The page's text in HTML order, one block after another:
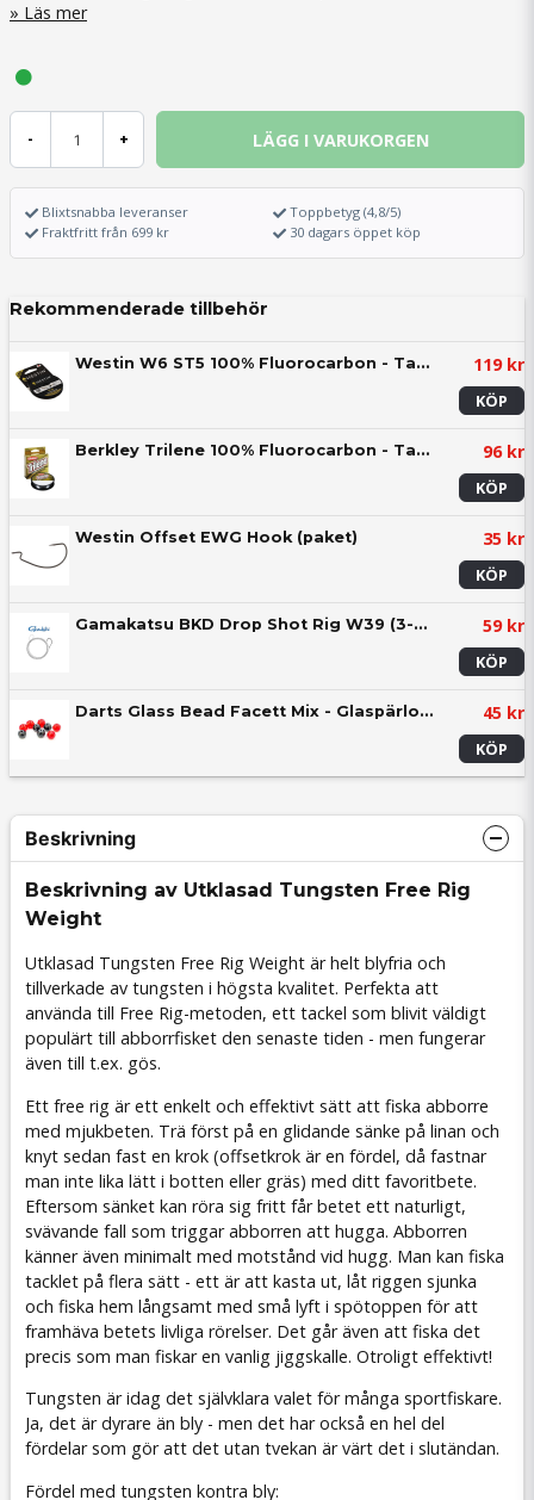
Läs mer
- + LÄGG I VARUKORGEN
Blixtsnabba leveranser
Fraktfritt från 699 kr
Toppbetyg (4,8/5)
30 dagars öppet köp
Rekommenderade tillbehör
Westin W6 ST5 100% Fluorocarbon - Tafsmaterial 119 kr
KÖP
Berkley Trilene 100% Fluorocarbon - Tafsmaterial 50m 96 kr
KÖP
Westin Offset EWG Hook (paket) 35 kr
KÖP
Gamakatsu BKD Drop Shot Rig W39 (3-pack) 59 kr
KÖP
Darts Glass Bead Facett Mix - Glaspärlor (paket) 45 kr
KÖP
Beskrivning
Beskrivning av Utklasad Tungsten Free Rig
Weight
Utklasad Tungsten Free Rig Weight är helt blyfria och
tillverkade av tungsten i högsta kvalitet. Perfekta att
använda till Free Rig-metoden, ett tackel som blivit väldigt
populärt till abborrfisket den senaste tiden - men fungerar
även till t.ex. gös.
Ett free rig är ett enkelt och effektivt sätt att fiska abborre
med mjukbeten. Trä först på en glidande sänke på linan och
knyt sedan fast en krok (offsetkrok är en fördel, då fastnar
man inte lika lätt i botten eller gräs) med ditt favoritbete.
Eftersom sänket kan röra sig fritt får betet ett naturligt,
svävande fall som triggar abborren att hugga. Abborren
känner även minimalt med motstånd vid hugg. Man kan fiska
tacklet på flera sätt - ett är att kasta ut, låt riggen sjunka
och fiska hem långsamt med små lyft i spötoppen för att
framhäva betets livliga rörelser. Det går även att fiska det
precis som man fiskar en vanlig jiggskalle. Otroligt effektivt!
Tungsten är idag det självklara valet för många sportfiskare.
Ja, det är dyrare än bly - men det har också en hel del
fördelar som gör att det utan tvekan är värt det i slutändan.
Fördel med tungsten kontra bly: